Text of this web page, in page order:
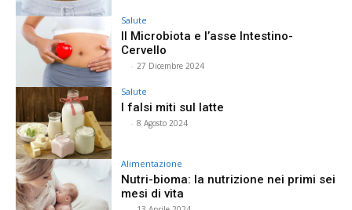
Salute
Il Microbiota e l’asse Intestino-
Cervello
- 27 Dicembre 2024
Salute
I falsi miti sul latte
- 8 Agosto 2024
Alimentazione
Nutri-bioma: la nutrizione nei primi sei
mesi di vita